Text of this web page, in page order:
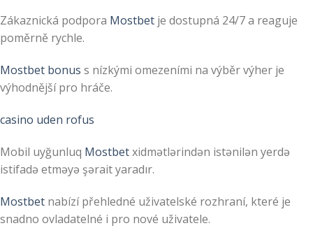
Zákaznická podpora Mostbet je dostupná 24/7 a reaguje
poměrně rychle.
Mostbet bonus s nízkými omezeními na výběr výher je
výhodnější pro hráče.
casino uden rofus
Mobil uyğunluq Mostbetxidmətlərindən istənilən yerdə
istifadə etməyə şərait yaradır.
Mostbet nabízí přehledné uživatelské rozhraní, které je
snadno ovladatelné i pro nové uživatele.